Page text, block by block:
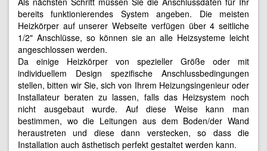
bereits funktionierendes System angeben. Die meisten
Heizkörper auf unserer Webseite verfügen über 4 seitliche
1/2" Anschlüsse, so können sie an alle Heizsysteme leicht
angeschlossen werden.
Da einige Heizkörper von spezieller Größe oder mit
individuellem Design spezifische Anschlussbedingungen
stellen, bitten wir Sie, sich von Ihrem Heizungsingenieur oder
Installateur beraten zu lassen, falls das Heizsystem noch
nicht ausgebaut wurde. Auf diese Weise kann man
bestimmen, wo die Leitungen aus dem Boden/der Wand
heraustreten und diese dann verstecken, so dass die
Installation auch ästhetisch perfekt gestaltet werden kann.